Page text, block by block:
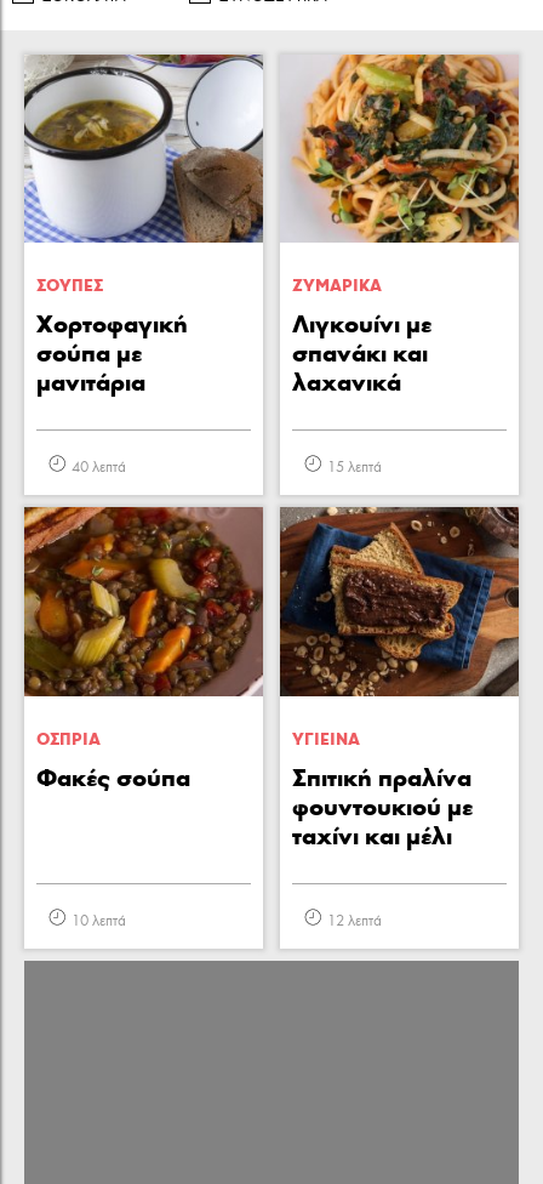
ΣΟΥΠΕΣ
Χορτοφαγική
σούπα με
μανιτάρια
40 λεπτά
ΖΥΜΑΡΙΚA
Λιγκουίνι με
σπανάκι και
λαχανικά
15 λεπτά
ΟΣΠΡΙΑ
Φακές σούπα
10 λεπτά
ΥΓΙΕΙΝA
Σπιτική πραλίνα
φουντουκιού με
ταχίνι και μέλι
12 λεπτά